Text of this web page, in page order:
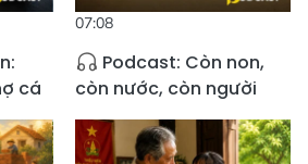
cá
07:08
Podcast: Còn non,
còn nước, còn người